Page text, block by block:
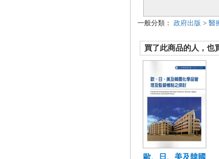
一般分類： 政府出版 > 醫
買了此商品的人，也
歐、日、美及韓國